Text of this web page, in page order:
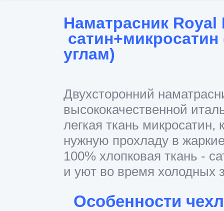
Наматрасник Royal
углам)
Двухсторонний
высококачественной
легкая ткань микросатин,
нужную прохладу в
100% хлопковая ткань -
и уют во время холодных
Особенности